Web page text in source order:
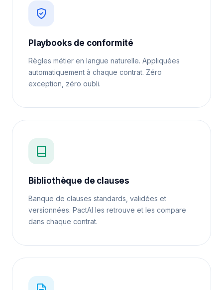
Playbooks de conformité
Règles métier en langue naturelle. Appliquées
automatiquement à chaque contrat. Zéro
exception, zéro oubli.
Bibliothèque de clauses
Banque de clauses standards, validées et
versionnées. PactAI les retrouve et les compare
dans chaque contrat.